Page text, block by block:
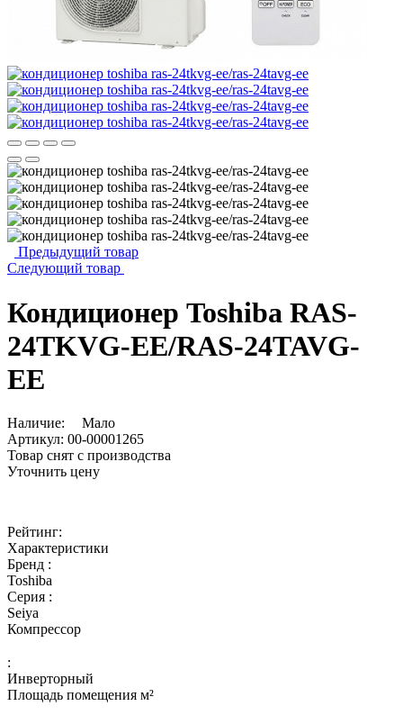
Предыдущий товар
Следующий товар
Кондиционер Toshiba RAS-
24TKVG-EE/RAS-24TAVG-
EE
Наличие:
Мало
Артикул: 00-00001265
Товар снят с производства
Уточнить цену
Рейтинг:
Характеристики
Бренд :
Toshiba
Серия :
Seiya
Компрессор
:
Инверторный
Площадь помещения м²